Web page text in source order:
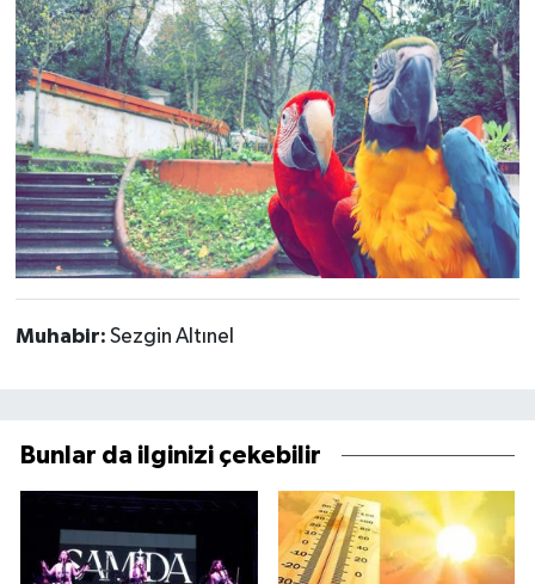
Muhabir: Sezgin Altınel
Bunlar da ilginizi çekebilir